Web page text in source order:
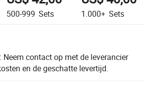
500-999 Sets 1.000+ Sets
Neem contact op met de leverancier
en de geschatte levertijd.